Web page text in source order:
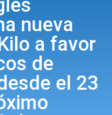
nueva
a favor
de
el 23